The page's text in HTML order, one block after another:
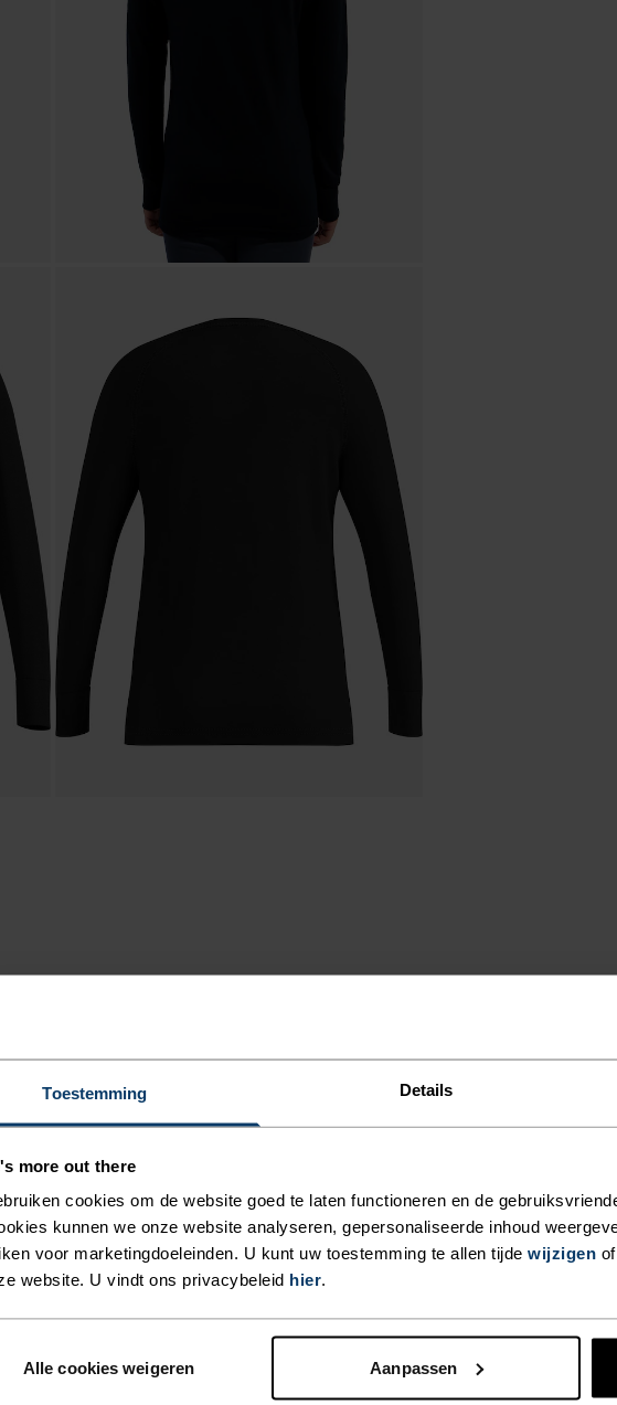
Toestemming Details
more out there
cookies om de website goed te laten functioneren en de
kunnen we onze website analyseren, gepersonaliseerde inhoud
voor marketingdoeleinden. U kunt uw toestemming te allen tijde wijzigen
website. U vindt ons privacybeleid hier.
Alle cookies weigeren Aanpassen
EN
NATURE.
is gemaakt van extreem
200-grams mulesing-vrije
temperatuurregulerend en anti-
en kinderen die van
Deze basislaag is gemaakt
comfort in en om het huis. Met
Europese fabriek. Natuurlijk